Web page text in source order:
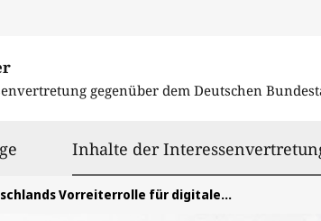
gegenüber dem Deutschen
Inhalte der
Vorreiterrolle für digitale Finanzmärkte stärken